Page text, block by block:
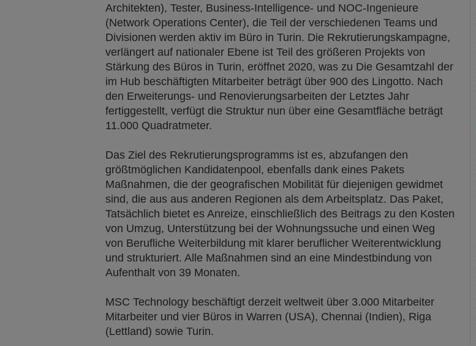
Architekten), Tester, Business-Intelligence- und NOC-Ingenieure
(Network Operations Center), die Teil der verschiedenen Teams und
Divisionen werden aktiv im Büro in Turin. Die Rekrutierungskampagne,
verlängert auf nationaler Ebene ist Teil des größeren Projekts von
Stärkung des Büros in Turin, eröffnet 2020, was zu Die Gesamtzahl der
im Hub beschäftigten Mitarbeiter beträgt über 900 des Lingotto. Nach
den Erweiterungs- und Renovierungsarbeiten der Letztes Jahr
fertiggestellt, verfügt die Struktur nun über eine Gesamtfläche beträgt
11.000 Quadratmeter.
Das Ziel des Rekrutierungsprogramms ist es, abzufangen den
größtmöglichen Kandidatenpool, ebenfalls dank eines Pakets
Maßnahmen, die der geografischen Mobilität für diejenigen gewidmet
sind, die aus aus anderen Regionen als dem Arbeitsplatz. Das Paket,
Tatsächlich bietet es Anreize, einschließlich des Beitrags zu den Kosten
von Umzug, Unterstützung bei der Wohnungssuche und einen Weg
von Berufliche Weiterbildung mit klarer beruflicher Weiterentwicklung
und strukturiert. Alle Maßnahmen sind an eine Mindestbindung von
Aufenthalt von 39 Monaten.
MSC Technology beschäftigt derzeit weltweit über 3.000 Mitarbeiter
Mitarbeiter und vier Büros in Warren (USA), Chennai (Indien), Riga
(Lettland) sowie Turin.